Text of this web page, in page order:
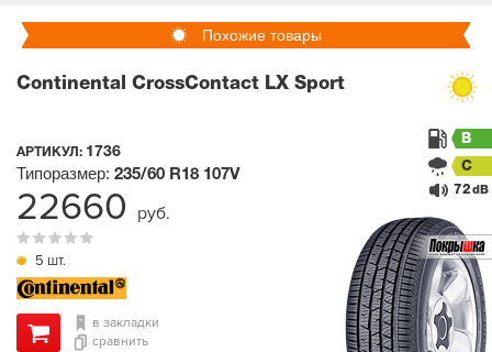
Похожие товары
Continental CrossContact LX Sport
АРТИКУЛ: 1736
5 шт.
Типоразмер: 235/60 R18 107V
B
C
72 dB
в закладки
сравнить
22660 руб.